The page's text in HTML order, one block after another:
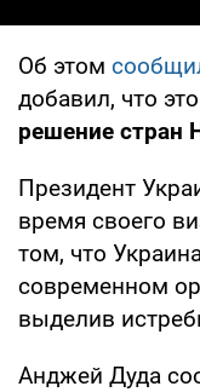
Об этом
добавил, что
решение стран
Президент
время своего
том, что
современном
выделив
Анджей Дуда